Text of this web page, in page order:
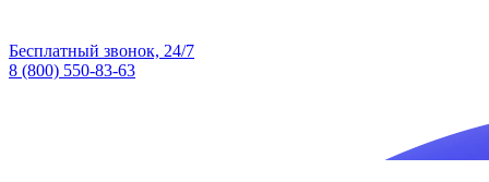
Бесплатный звонок, 24/7
8 (800) 550-83-63